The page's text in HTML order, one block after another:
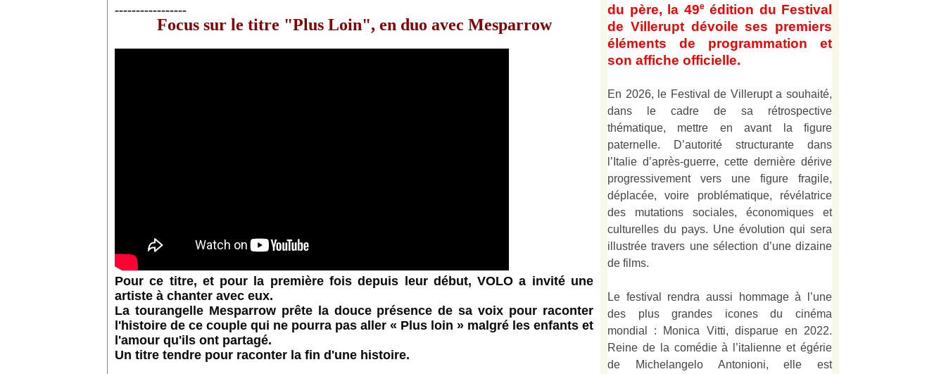
-----------------
Focus sur le titre "Plus Loin", en duo avec Mesparrow
Pour ce titre, et pour la première fois depuis leur début, VOLO a invité une
artiste à chanter avec eux.
La tourangelle Mesparrow prête la douce présence de sa voix pour raconter
l'histoire de ce couple qui ne pourra pas aller « Plus loin » malgré les enfants et
l'amour qu'ils ont partagé.
Un titre tendre pour raconter la fin d'une histoire.
du père, la 49e édition du Festival
de Villerupt dévoile ses premiers
éléments de programmation et
son affiche officielle.
En 2026, le Festival de Villerupt a souhaité,
dans le cadre de sa rétrospective
thématique, mettre en avant la figure
paternelle. D’autorité structurante dans
l’Italie d’après-guerre, cette dernière dérive
progressivement vers une figure fragile,
déplacée, voire problématique, révélatrice
des mutations sociales, économiques et
culturelles du pays. Une évolution qui sera
illustrée travers une sélection d’une dizaine
de films.
Le festival rendra aussi hommage à l’une
des plus grandes icones du cinéma
mondial : Monica Vitti, disparue en 2022.
Reine de la comédie à l’italienne et égérie
de Michelangelo Antonioni, elle est